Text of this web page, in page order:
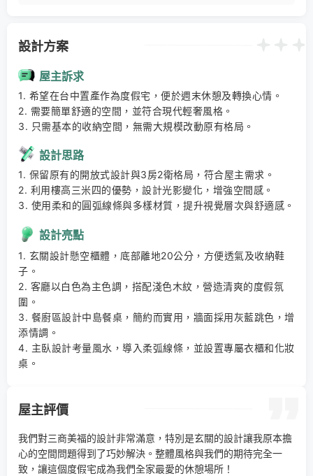
設計方案
屋主訴求
1. 希望在台中置產作為度假宅，便於週末休憩及轉換心情。
2. 需要簡單舒適的空間，並符合現代輕奢風格。
3. 只需基本的收納空間，無需大規模改動原有格局。
設計思路
1. 保留原有的開放式設計與3房2衛格局，符合屋主需求。
2. 利用樓高三米四的優勢，設計光影變化，增強空間感。
3. 使用柔和的圓弧線條與多樣材質，提升視覺層次與舒適感。
設計亮點
1. 玄關設計懸空櫃體，底部離地20公分，方便透氣及收納鞋
子。
2. 客廳以白色為主色調，搭配淺色木紋，營造清爽的度假氛
圍。
3. 餐廚區設計中島餐桌，簡約而實用，牆面採用灰藍跳色，增
添情調。
4. 主臥設計考量風水，導入柔弧線條，並設置專屬衣櫃和化妝
桌。
屋主評價
我們對三商美福的設計非常滿意，特別是玄關的設計讓我原本擔
心的空間問題得到了巧妙解決。整體風格與我們的期待完全一
致，讓這個度假宅成為我們全家最愛的休憩場所！